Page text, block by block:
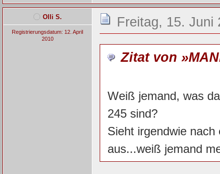
Olli S.
Registrierungsdatum: 12. April
2010
Freitag, 15. Juni
Zitat von
Weiß jemand, was
245 sind?
Sieht irgendwie
aus...weiß jemand